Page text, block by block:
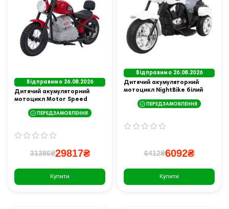
Відправимо 26.08.2026
Дитячий акумуляторний
мотоцикл Motor Speed
ПЕРЕДЗАМОВЛЕННЯ
31386₴29817₴
Купити
Відправимо 26.08.2026
Дитячий акумуляторний
мотоцикл NightBike білий
ПЕРЕДЗАМОВЛЕННЯ
6412₴6092₴
Купити